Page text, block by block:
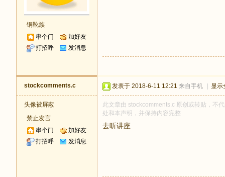
铜靴族
串个门
加好友
打招呼
发消息
stockcomments.c
头像被屏蔽
禁止发言
串个门
加好友
打招呼
发消息
发表于 2018-6-11 12:21 来自手机 显示
此文章由 stockcomments.c 原创或转贴，不
处和本声明，并保持内容完整
去听讲座